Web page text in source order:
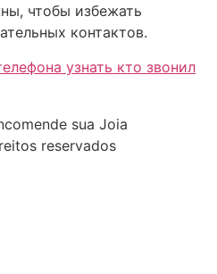
чтобы избежать
контактов.
узнать кто звонил
sua Joia
reservados